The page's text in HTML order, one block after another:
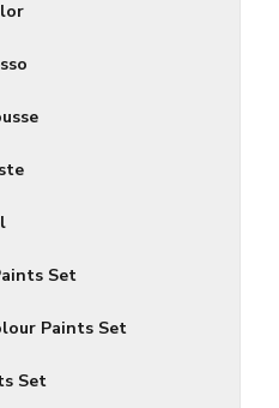
Set
Paints Set
Set